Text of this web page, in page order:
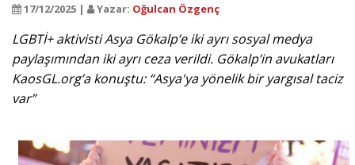
17/12/2025 | Yazar: Oğulcan Özgenç
LGBTİ+ aktivisti Asya Gökalp’e iki ayrı sosyal medya
paylaşımından iki ayrı ceza verildi. Gökalp’in avukatları
KaosGL.org’a konuştu: “Asya'ya yönelik bir yargısal taciz
var”